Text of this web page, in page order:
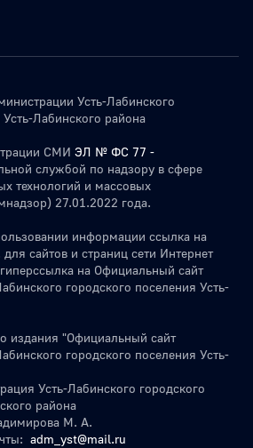
Усть-Лабинского
Лабинского района
СМИ ЭЛ № ФС 77 -
службой по надзору в сфере
технологий и массовых
27.01.2022 года.
информации ссылка на
сайтов и страниц сети Интернет
на Официальный сайт
городского поселения Усть-
издания "Официальный сайт
городского поселения Усть-
Усть-Лабинского городского
района
М. А.
adm_yst@mail.ru